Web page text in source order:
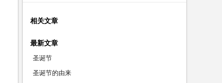
相关文章
最新文章
圣诞节
圣诞节的由来